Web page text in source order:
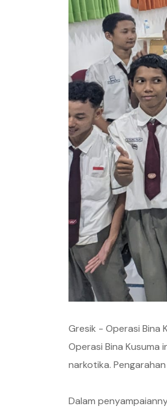
Gresik - Operasi Bina
Operasi Bina
narkotika.
Dalam